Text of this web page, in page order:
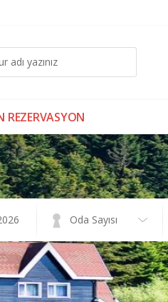
yazınız
REZERVASYON
Oda Sayısı